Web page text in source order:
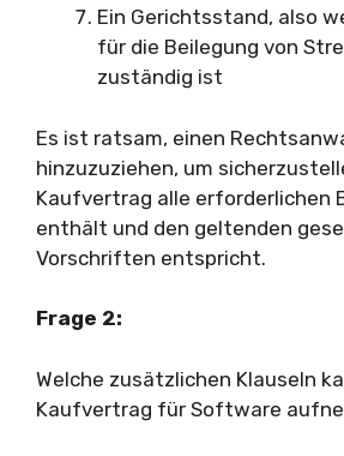
Ein Gerichtsstand, also
für die Beilegung von
zuständig ist
Es ist ratsam, einen
hinzuzuziehen, um
Kaufvertrag alle erforderlichen
enthält und den geltenden
Vorschriften entspricht.
Frage 2:
Welche zusätzlichen Klauseln
Kaufvertrag für Software